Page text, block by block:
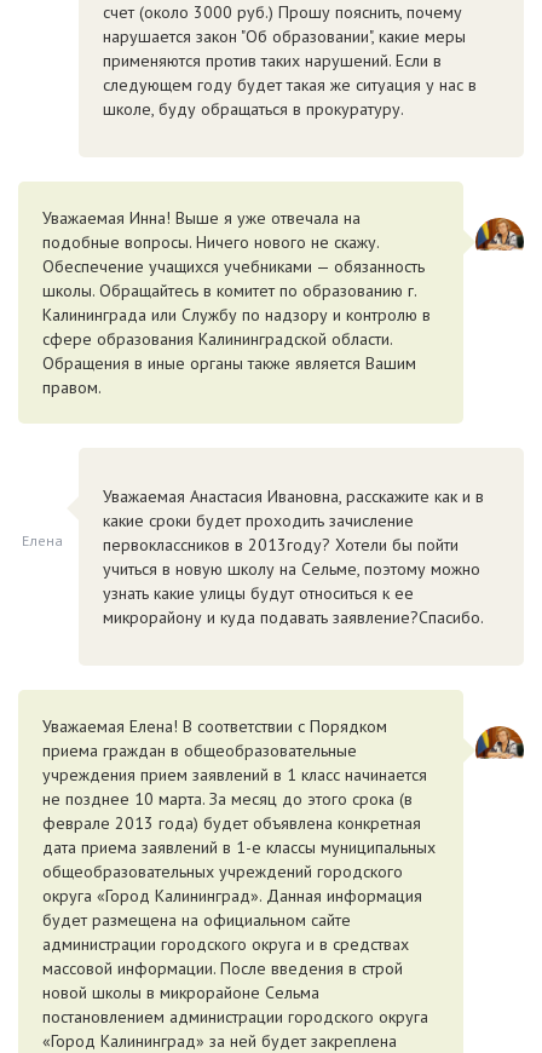
счет (около 3000 руб.) Прошу пояснить, почему
нарушается закон "Об образовании", какие меры
применяются против таких нарушений. Если в
следующем году будет такая же ситуация у нас в
школе, буду обращаться в прокуратуру.
Уважаемая Инна! Выше я уже отвечала на
подобные вопросы. Ничего нового не скажу.
Обеспечение учащихся учебниками — обязанность
школы. Обращайтесь в комитет по образованию г.
Калининграда или Службу по надзору и контролю в
сфере образования Калининградской области.
Обращения в иные органы также является Вашим
правом.
Елена
Уважаемая Анастасия Ивановна, расскажите как и в
какие сроки будет проходить зачисление
первоклассников в 2013году? Хотели бы пойти
учиться в новую школу на Сельме, поэтому можно
узнать какие улицы будут относиться к ее
микрорайону и куда подавать заявление?Спасибо.
Уважаемая Елена! В соответствии с Порядком
приема граждан в общеобразовательные
учреждения прием заявлений в 1 класс начинается
не позднее 10 марта. За месяц до этого срока (в
феврале 2013 года) будет объявлена конкретная
дата приема заявлений в 1-е классы муниципальных
общеобразовательных учреждений городского
округа «Город Калининград». Данная информация
будет размещена на официальном сайте
администрации городского округа и в средствах
массовой информации. После введения в строй
новой школы в микрорайоне Сельма
постановлением администрации городского округа
«Город Калининград» за ней будет закреплена